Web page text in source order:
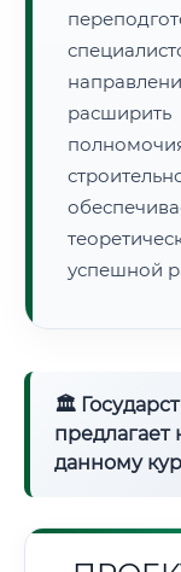
успешной
🏛
предлагает
данному